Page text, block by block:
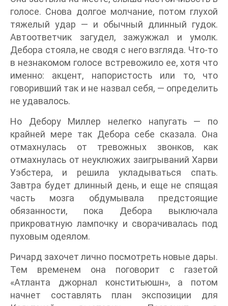
голосе. Снова долгое молчание, потом глухой
тяжелый удар — и обычный длинный гудок.
Автоответчик загудел, зажужжал и умолк.
Дебора стояла, не сводя с него взгляда. Что-то
в незнакомом голосе встревожило ее, хотя что
именно: акцент, напористость или то, что
говоривший так и не назвал себя, — определить
не удавалось.
Но Дебору Миллер нелегко напугать — по
крайней мере так Дебора себе сказала. Она
отмахнулась от тревожных звонков, как
отмахнулась от неуклюжих заигрываний Харви
Уэбстера, и решила укладываться спать.
Завтра будет длинный день, и еще не спящая
часть мозга обдумывала предстоящие
обязанности, пока Дебора выключала
прикроватную лампочку и сворачивалась под
пуховым одеялом.
Ричард захочет лично посмотреть новые дары.
Тем временем она поговорит с газетой
«Атланта джорнал конститьюшн», а потом
начнет составлять план экспозиции для